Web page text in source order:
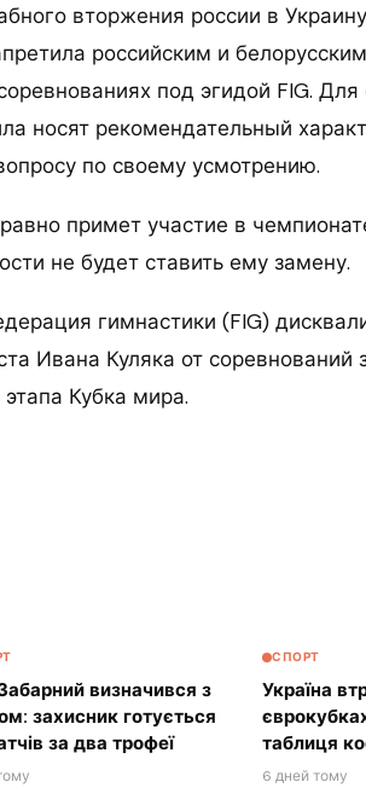
вторжения россии в
российским и
под эгидой FIG. Для
носят рекомендательный
по своему усмотрению.
примет участие в
не будет ставить ему замену.
гимнастики (FIG)
Ивана Куляка от
Кубка мира.
визначився з
захисник готується
за два трофеї
СПОРТ
Україна
таблиця
6 дней тому